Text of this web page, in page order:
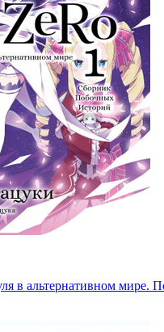
в альтернативном мире.